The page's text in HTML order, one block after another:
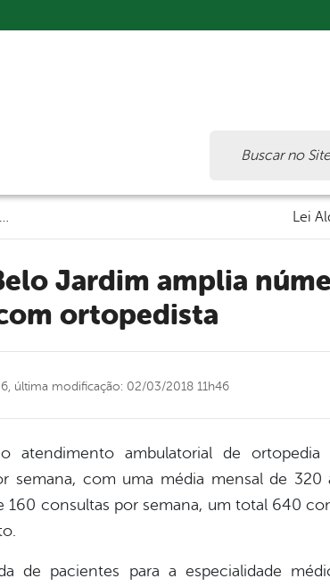
Lei
ortopedista
última modificação: 02/03/2018 11h46
atendimento ambulatorial de
semana, com uma média mensal de 320
160 consultas por semana, um total 640
de pacientes para a especialidade